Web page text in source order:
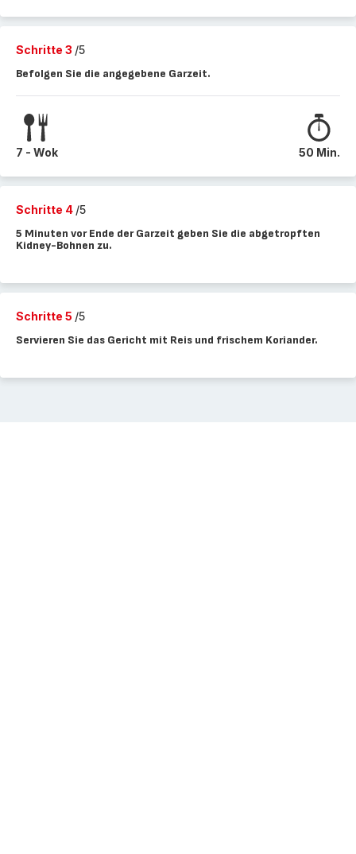
Schritte 3 /5
Befolgen Sie die angegebene Garzeit.
7 - Wok 50 Min.
Schritte 4 /5
5 Minuten vor Ende der Garzeit geben Sie die abgetropften
Kidney-Bohnen zu.
Schritte 5 /5
Servieren Sie das Gericht mit Reis und frischem Koriander.